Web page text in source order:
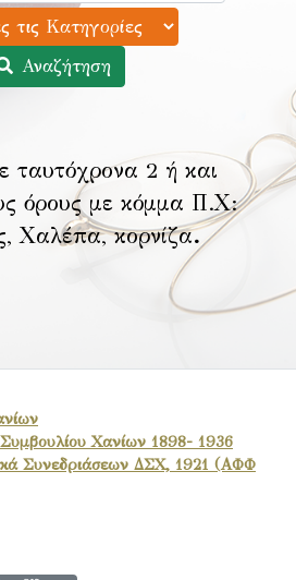
Αναζήτηση
ταυτόχρονα 2 ή και
όρους με κόμμα Π.Χ:
Χαλέπα, κορνίζα.
Χανίων 1898- 1936
Συνεδριάσεων ΔΣΧ, 1921 (ΑΦΦ